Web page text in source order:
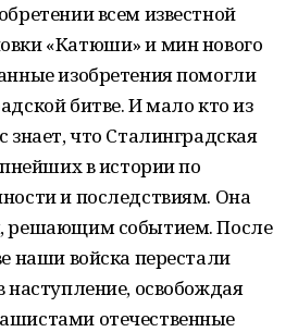
всем известной
«Катюши» и мин нового
изобретения помогли
битве. И мало кто из
знает, что Сталинградская
в истории по
и последствиям. Она
решающим событием. После
наши войска перестали
наступление, освобождая
отечественные